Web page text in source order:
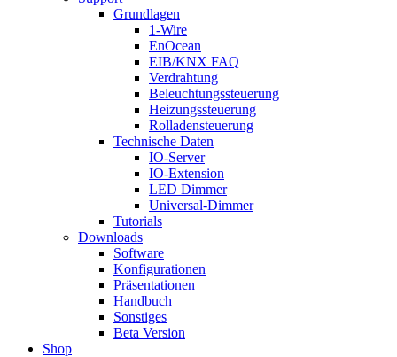
Grundlagen
1-Wire
EnOcean
EIB/KNX FAQ
Verdrahtung
Beleuchtungssteuerung
Heizungssteuerung
Rolladensteuerung
Technische Daten
IO-Server
IO-Extension
LED Dimmer
Universal-Dimmer
Tutorials
Downloads
Software
Konfigurationen
Präsentationen
Handbuch
Sonstiges
Beta Version
Shop